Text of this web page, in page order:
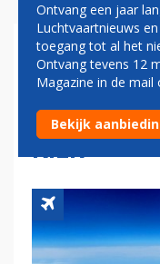
EASYJET
AF, MAAR
KIER
Ontvang een jaar
Luchtvaartnieuws
toegang tot al het
Ontvang tevens 12
Magazine in de mail
Bekijk